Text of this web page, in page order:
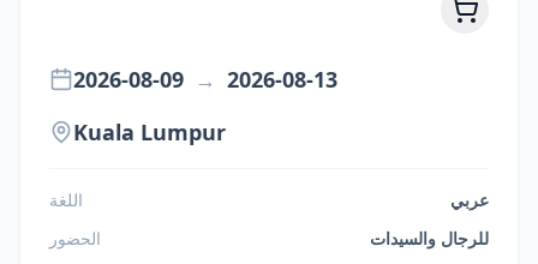
2026-08-09 → 2026-08-13
Kuala Lumpur
عربي
اللغة
للرجال والسيدات
الحضور